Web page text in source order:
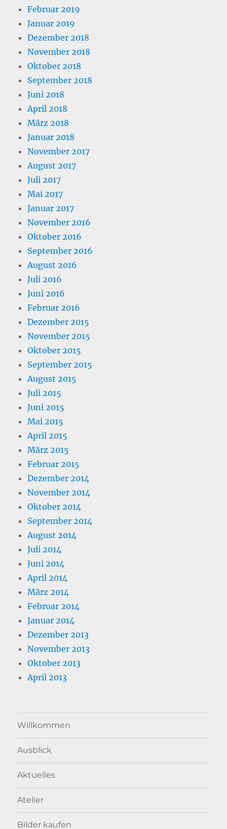
Februar 2019
Januar 2019
Dezember 2018
November 2018
Oktober 2018
September 2018
Juni 2018
April 2018
März 2018
Januar 2018
November 2017
August 2017
Juli 2017
Mai 2017
Januar 2017
November 2016
Oktober 2016
September 2016
August 2016
Juli 2016
Juni 2016
Februar 2016
Dezember 2015
November 2015
Oktober 2015
September 2015
August 2015
Juli 2015
Juni 2015
Mai 2015
April 2015
März 2015
Februar 2015
Dezember 2014
November 2014
Oktober 2014
September 2014
August 2014
Juli 2014
Juni 2014
April 2014
März 2014
Februar 2014
Januar 2014
Dezember 2013
November 2013
Oktober 2013
April 2013
Willkommen
Ausblick
Aktuelles
Atelier
Bilder kaufen